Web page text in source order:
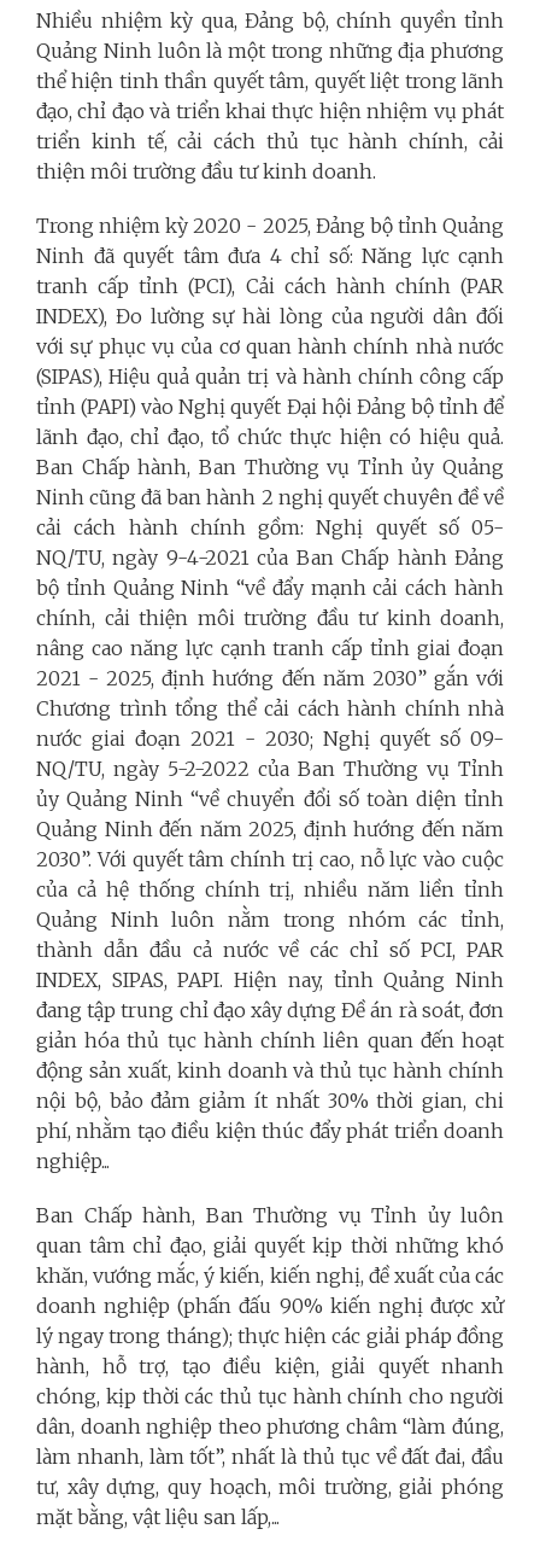
Nhiều nhiệm kỳ qua, Đảng bộ, chính quyền tỉnh
Quảng Ninh luôn là một trong những địa phương
thể hiện tinh thần quyết tâm, quyết liệt trong lãnh
đạo, chỉ đạo và triển khai thực hiện nhiệm vụ phát
triển kinh tế, cải cách thủ tục hành chính, cải
thiện môi trường đầu tư kinh doanh.
Trong nhiệm kỳ 2020 - 2025, Đảng bộ tỉnh Quảng
Ninh đã quyết tâm đưa 4 chỉ số: Năng lực cạnh
tranh cấp tỉnh (PCI), Cải cách hành chính (PAR
INDEX), Đo lường sự hài lòng của người dân đối
với sự phục vụ của cơ quan hành chính nhà nước
(SIPAS), Hiệu quả quản trị và hành chính công cấp
tỉnh (PAPI) vào Nghị quyết Đại hội Đảng bộ tỉnh để
lãnh đạo, chỉ đạo, tổ chức thực hiện có hiệu quả.
Ban Chấp hành, Ban Thường vụ Tỉnh ủy Quảng
Ninh cũng đã ban hành 2 nghị quyết chuyên đề về
cải cách hành chính gồm: Nghị quyết số 05-
NQ/TU, ngày 9-4-2021 của Ban Chấp hành Đảng
bộ tỉnh Quảng Ninh “về đẩy mạnh cải cách hành
chính, cải thiện môi trường đầu tư kinh doanh,
nâng cao năng lực cạnh tranh cấp tỉnh giai đoạn
2021 - 2025, định hướng đến năm 2030” gắn với
Chương trình tổng thể cải cách hành chính nhà
nước giai đoạn 2021 - 2030; Nghị quyết số 09-
NQ/TU, ngày 5-2-2022 của Ban Thường vụ Tỉnh
ủy Quảng Ninh “về chuyển đổi số toàn diện tỉnh
Quảng Ninh đến năm 2025, định hướng đến năm
2030”. Với quyết tâm chính trị cao, nỗ lực vào cuộc
của cả hệ thống chính trị, nhiều năm liền tỉnh
Quảng Ninh luôn nằm trong nhóm các tỉnh,
thành dẫn đầu cả nước về các chỉ số PCI, PAR
INDEX, SIPAS, PAPI. Hiện nay, tỉnh Quảng Ninh
đang tập trung chỉ đạo xây dựng Đề án rà soát, đơn
giản hóa thủ tục hành chính liên quan đến hoạt
động sản xuất, kinh doanh và thủ tục hành chính
nội bộ, bảo đảm giảm ít nhất 30% thời gian, chi
phí, nhằm tạo điều kiện thúc đẩy phát triển doanh
nghiệp...
Ban Chấp hành, Ban Thường vụ Tỉnh ủy luôn
quan tâm chỉ đạo, giải quyết kịp thời những khó
khăn, vướng mắc, ý kiến, kiến nghị, đề xuất của các
doanh nghiệp (phấn đấu 90% kiến nghị được xử
lý ngay trong tháng); thực hiện các giải pháp đồng
hành, hỗ trợ, tạo điều kiện, giải quyết nhanh
chóng, kịp thời các thủ tục hành chính cho người
dân, doanh nghiệp theo phương châm “làm đúng,
làm nhanh, làm tốt”, nhất là thủ tục về đất đai, đầu
tư, xây dựng, quy hoạch, môi trường, giải phóng
mặt bằng, vật liệu san lấp,...